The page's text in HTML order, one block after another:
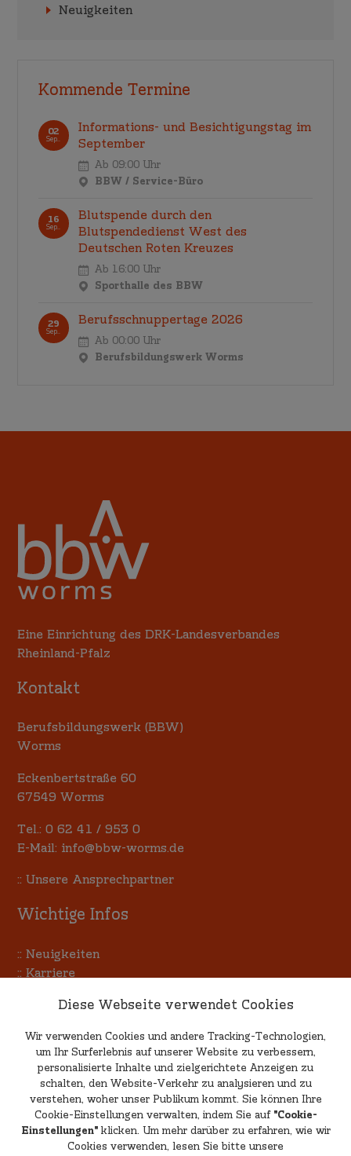
Neuigkeiten
Kommende Termine
02
Sep..
Informations- und Besichtigungstag im
September
Ab 09:00 Uhr
BBW / Service-Büro
16
Sep..
Blutspende durch den
Blutspendedienst West des
Deutschen Roten Kreuzes
Ab 16:00 Uhr
Sporthalle des BBW
29
Sep..
Berufsschnuppertage 2026
Ab 00:00 Uhr
Berufsbildungswerk Worms
Eine Einrichtung des DRK-Landesverbandes
Rheinland-Pfalz
Kontakt
Berufsbildungswerk (BBW)
Worms
Eckenbertstraße 60
67549 Worms
Tel.:0 62 41 / 953 0
E-Mail: info@bbw-worms.de
::Unsere Ansprechpartner
Wichtige Infos
::Neuigkeiten
::Karriere
Allgemeine Einkaufsbedingungen
Kritik & Anregungen
Wenn Sie uns Ihre Meinung mitteilen möchten, egal
ob positiv oder negativ, schreiben Sie uns eine E-
feedback@bbw-worms.de.
Diese Webseite verwendet Cookies
Wir verwenden Cookies und andere Tracking-Technologien,
um Ihr Surferlebnis auf unserer Website zu verbessern,
personalisierte Inhalte und zielgerichtete Anzeigen zu
schalten, den Website-Verkehr zu analysieren und zu
verstehen, woher unser Publikum kommt. Sie können Ihre
Cookie-Einstellungen verwalten, indem Sie auf "Cookie-
Einstellungen"klicken. Um mehr darüber zu erfahren, wie wir
Cookies verwenden, lesen Sie bitte unsere